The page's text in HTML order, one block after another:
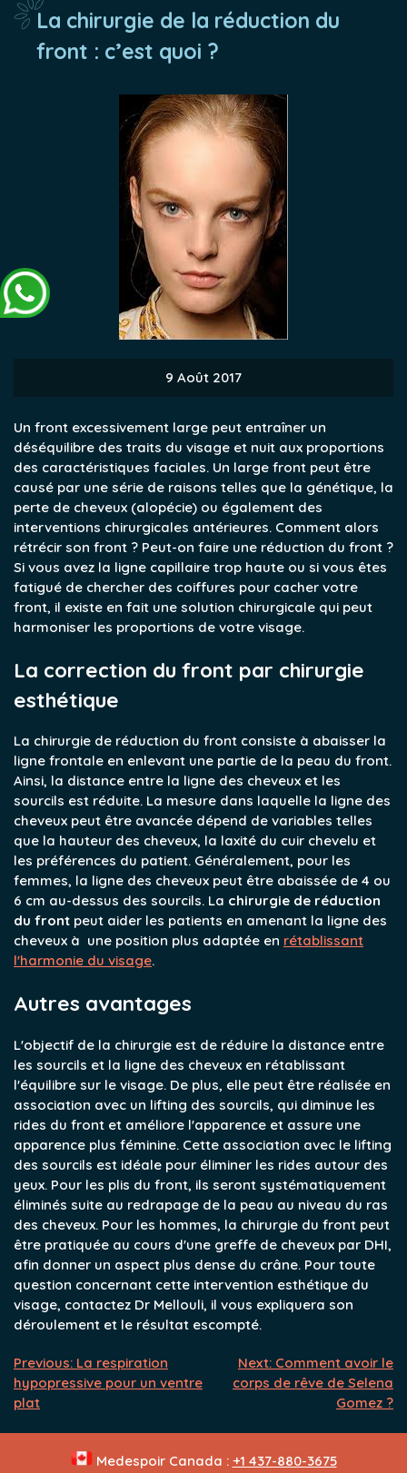
La chirurgie de la réduction du
front : c’est quoi ?
9 Août 2017
Un front excessivement large peut entraîner un
déséquilibre des traits du visage et nuit aux proportions
des caractéristiques faciales. Un large front peut être
causé par une série de raisons telles que la génétique, la
perte de cheveux (alopécie) ou également des
interventions chirurgicales antérieures. Comment alors
rétrécir son front ? Peut-on faire une réduction du front ?
Si vous avez la ligne capillaire trop haute ou si vous êtes
fatigué de chercher des coiffures pour cacher votre
front, il existe en fait une solution chirurgicale qui peut
harmoniser les proportions de votre visage.
La correction du front par chirurgie
esthétique
La chirurgie de réduction du front consiste à abaisser la
ligne frontale en enlevant une partie de la peau du front.
Ainsi, la distance entre la ligne des cheveux et les
sourcils est réduite. La mesure dans laquelle la ligne des
cheveux peut être avancée dépend de variables telles
que la hauteur des cheveux, la laxité du cuir chevelu et
les préférences du patient. Généralement, pour les
femmes, la ligne des cheveux peut être abaissée de 4 ou
6 cm au-dessus des sourcils. La chirurgie de réduction
du front peut aider les patients en amenant la ligne des
cheveux à une position plus adaptée en rétablissant
l'harmonie du visage.
Autres avantages
L'objectif de la chirurgie est de réduire la distance entre
les sourcils et la ligne des cheveux en rétablissant
l'équilibre sur le visage. De plus, elle peut être réalisée en
association avec un lifting des sourcils, qui diminue les
rides du front et améliore l'apparence et assure une
apparence plus féminine. Cette association avec le lifting
des sourcils est idéale pour éliminer les rides autour des
yeux. Pour les plis du front, ils seront systématiquement
éliminés suite au redrapage de la peau au niveau du ras
des cheveux. Pour les hommes, la chirurgie du front peut
être pratiquée au cours d'une greffe de cheveux par DHI,
afin donner un aspect plus dense du crâne. Pour toute
question concernant cette intervention esthétique du
visage, contactez Dr Mellouli, il vous expliquera son
déroulement et le résultat escompté.
Navigation
de
l’article
Previous: La respiration
hypopressive pour un ventre
plat
Next: Comment avoir le
corps de rêve de Selena
Gomez ?
Medespoir Canada : +1 437-880-3675